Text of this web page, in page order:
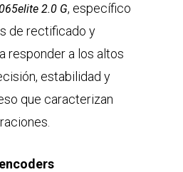
2.0 G, específico
de rectificado y
responder a los altos
estabilidad y
que caracterizan